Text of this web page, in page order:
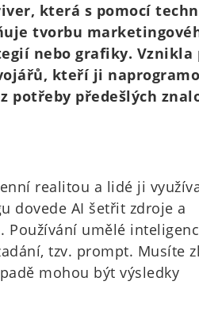
která s pomocí
tvorbu
nebo grafiky. Vznikla
kteří ji
potřeby předešlých
realitou a lidé ji
dovede AI šetřit zdroje a
umělé
tzv. prompt. Musíte
mohou být výsledky